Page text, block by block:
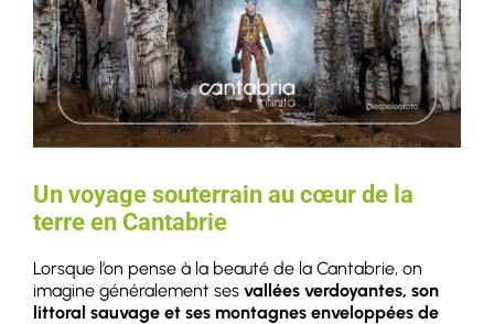
Un voyage souterrain au cœur de la
terre en Cantabrie
Lorsque l’on pense à la beauté de la Cantabrie, on
imagine généralement ses vallées verdoyantes, son
littoral sauvage et ses montagnes enveloppées de